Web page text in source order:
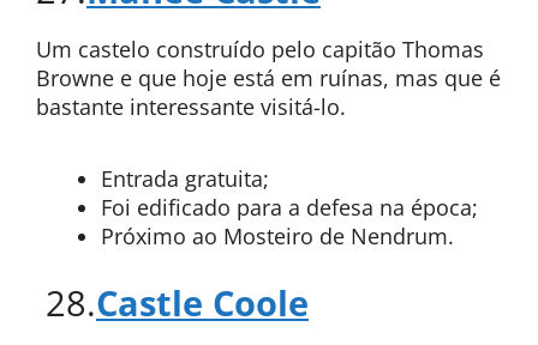
Um castelo construído pelo capitão Thomas
Browne e que hoje está em ruínas, mas que é
bastante interessante visitá-lo.
Entrada gratuita;
Foi edificado para a defesa na época;
Próximo ao Mosteiro de Nendrum.
28.Castle Coole